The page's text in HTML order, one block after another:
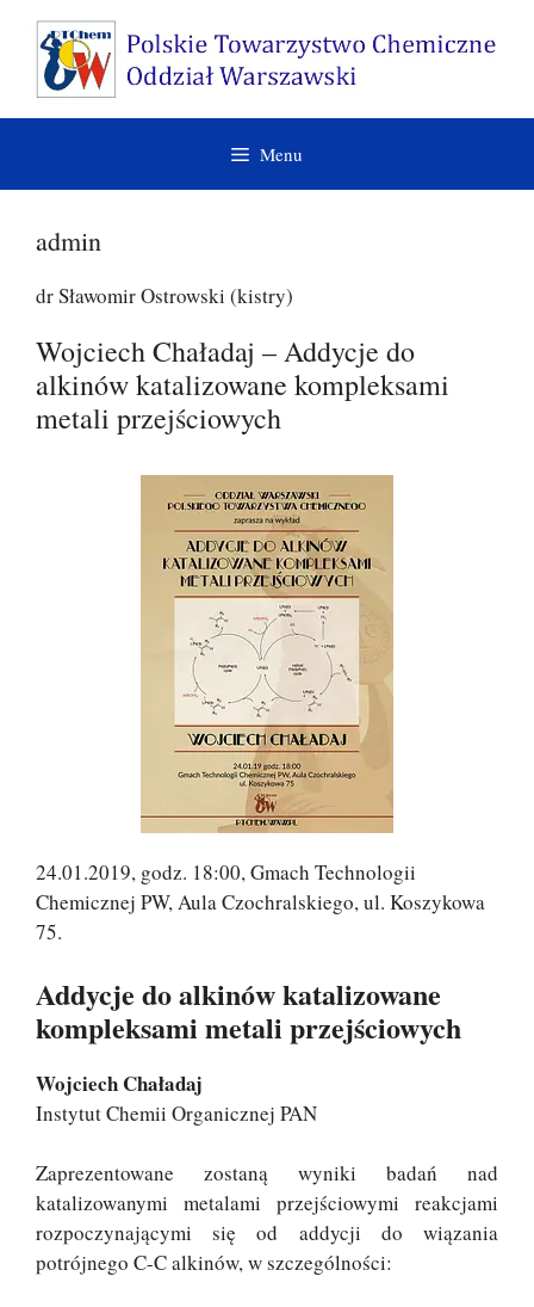
Przejdź
treści
Menu
admin
dr Sławomir Ostrowski (kistry)
Wojciech Chaładaj – Addycje do
alkinów katalizowane kompleksami
metali przejściowych
24.01.2019, godz. 18:00, Gmach Technologii
Chemicznej PW, Aula Czochralskiego, ul. Koszykowa
75.
Addycje do alkinów katalizowane
kompleksami metali przejściowych
Wojciech Chaładaj
Instytut Chemii Organicznej PAN
Zaprezentowane zostaną wyniki badań nad
katalizowanymi metalami przejściowymi reakcjami
rozpoczynającymi się od addycji do wiązania
potrójnego C-C alkinów, w szczególności: